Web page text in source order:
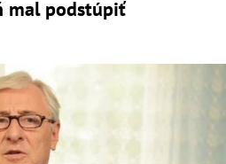
mal podstúpiť